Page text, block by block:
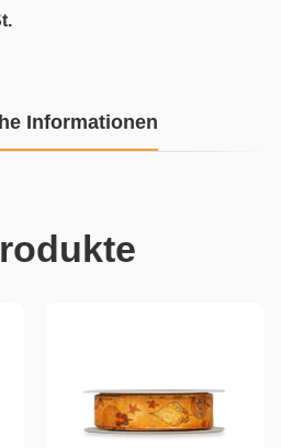
Informationen